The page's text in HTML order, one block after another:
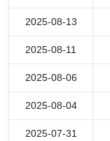
2025-08-13
2025-08-11
2025-08-06
2025-08-04
2025-07-31